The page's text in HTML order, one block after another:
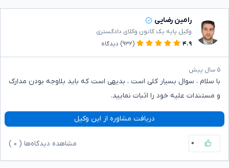
رامین رضایی
وکیل پایه یک کانون وکلای دادگستری
۴.۹
(۹۳۲) دیدگاه
۵ سال پیش
با سلام ، سوال بسیار کلی است ، بدیهی است که باید بلاوجه بودن مدارک
و مستندات علیه خود را اثبات نمایید.
دریافت مشاوره از این وکیل
۰ مشاهده دیدگاه‌ها ( ۰